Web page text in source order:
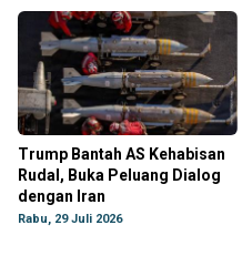
Trump Bantah AS Kehabisan
Rudal, Buka Peluang Dialog
dengan Iran
Rabu, 29 Juli 2026